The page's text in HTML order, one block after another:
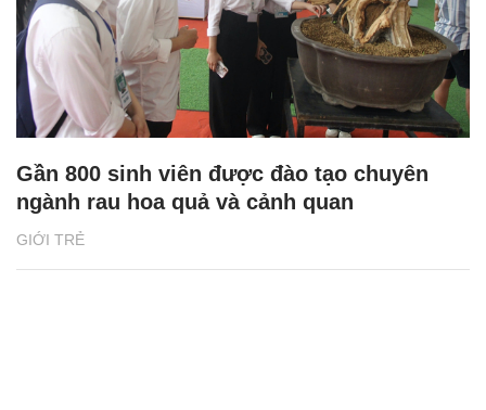
GIỚI TRẺ
Gần 800 sinh viên được đào tạo chuyên
ngành rau hoa quả và cảnh quan